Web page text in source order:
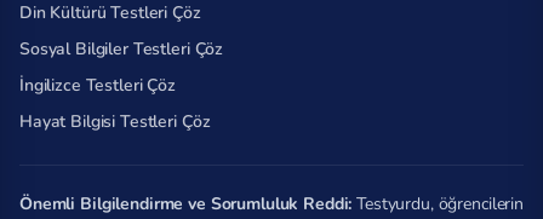
Din Kültürü Testleri Çöz
Sosyal Bilgiler Testleri Çöz
İngilizce Testleri Çöz
Hayat Bilgisi Testleri Çöz
Önemli Bilgilendirme ve Sorumluluk Reddi: Testyurdu, öğrencilerin